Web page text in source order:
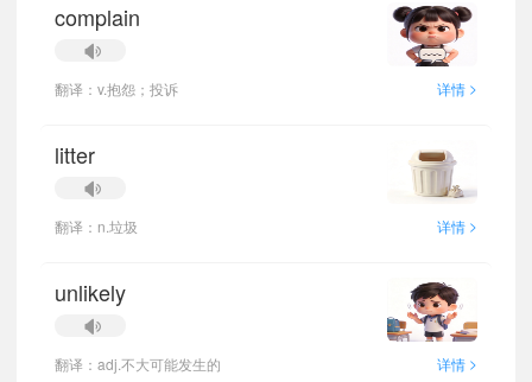
complain
翻译：v.抱怨；投诉 详情 >
litter
翻译：n.垃圾 详情 >
unlikely
翻译：adj.不大可能发生的 详情 >